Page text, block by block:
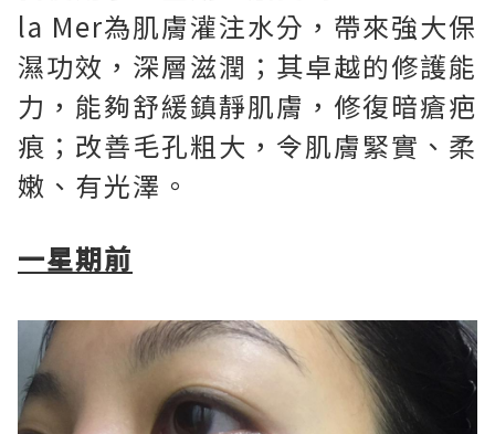
la Mer為肌膚灌注水分，帶來強大保
濕功效，深層滋潤；其卓越的修護能
力，能夠舒緩鎮靜肌膚，修復暗瘡疤
痕；改善毛孔粗大，令肌膚緊實、柔
嫩、有光澤。
一星期前